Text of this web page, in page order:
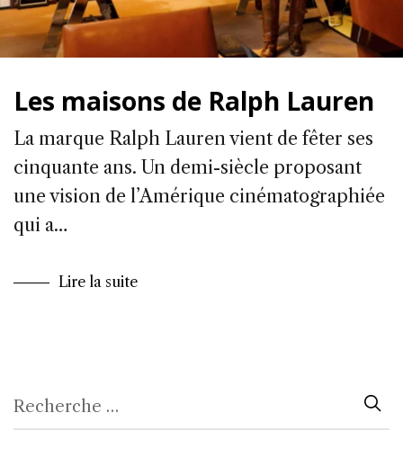
Les maisons de Ralph Lauren
La marque Ralph Lauren vient de fêter ses
cinquante ans. Un demi-siècle proposant
une vision de l’Amérique cinématographiée
qui a…
Lire la suite